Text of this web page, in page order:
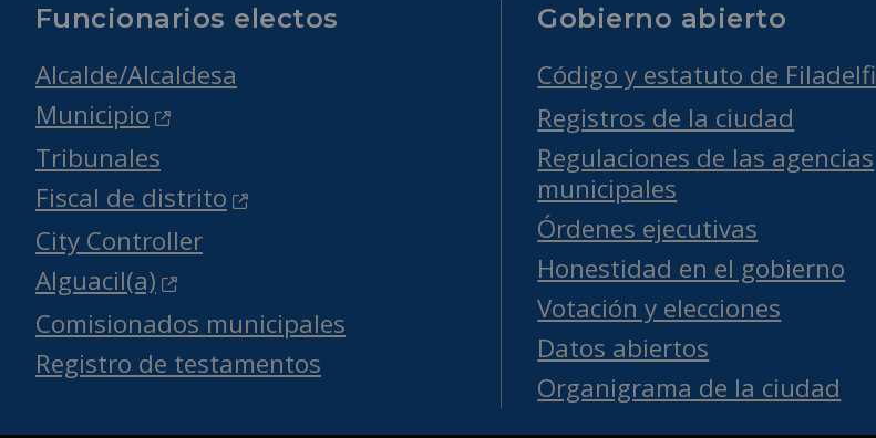
Funcionarios electos
Alcalde/Alcaldesa
Municipio
Tribunales
Fiscal de distrito
City Controller
Alguacil(a)
Comisionados municipales
Registro de testamentos
Gobierno abierto
Código y estatuto de
Registros de la ciudad
Regulaciones de las agencias
municipales
Órdenes ejecutivas
Honestidad en el gobierno
Votación y elecciones
Datos abiertos
Organigrama de la ciudad